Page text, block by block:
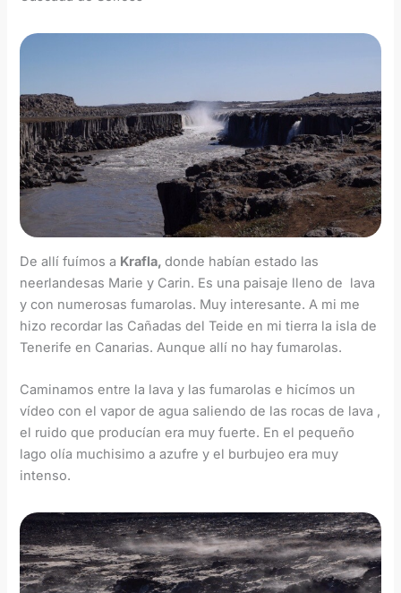
De allí fuímos a Krafla,donde habían estado las
neerlandesas Marie y Carin. Es una paisaje lleno de lava
y con numerosas fumarolas. Muy interesante. A mi me
hizo recordar las Cañadas del Teide en mi tierra la isla de
Tenerife en Canarias. Aunque allí no hay fumarolas.
Caminamos entre la lava y las fumarolas e hicímos un
vídeo con el vapor de agua saliendo de las rocas de lava ,
el ruido que producían era muy fuerte. En el pequeño
lago olía muchisimo a azufre y el burbujeo era muy
intenso.